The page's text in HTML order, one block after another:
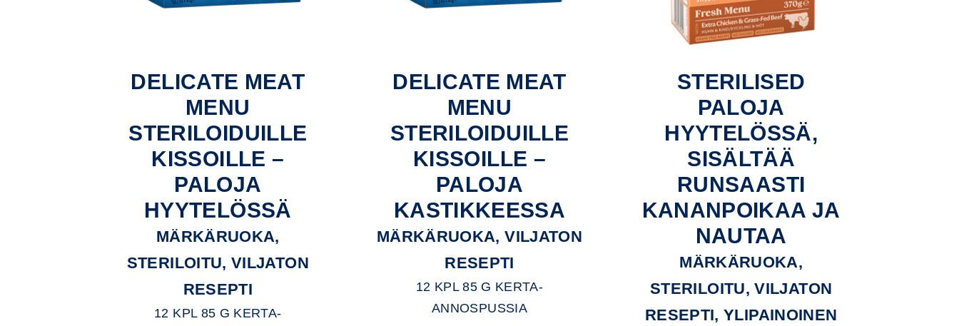
DELICATE MEAT
MENU
STERILOIDUILLE
KISSOILLE –
PALOJA
HYYTELÖSSÄ
MÄRKÄRUOKA,
STERILOITU, VILJATON
RESEPTI
12 KPL 85 G KERTA-
DELICATE MEAT
MENU
STERILOIDUILLE
KISSOILLE –
PALOJA
KASTIKKEESSA
MÄRKÄRUOKA, VILJATON
RESEPTI
12 KPL 85 G KERTA-
ANNOSPUSSIA
STERILISED
PALOJA
HYYTELÖSSÄ,
SISÄLTÄÄ
RUNSAASTI
KANANPOIKAA JA
NAUTAA
MÄRKÄRUOKA,
STERILOITU, VILJATON
RESEPTI, YLIPAINOINEN